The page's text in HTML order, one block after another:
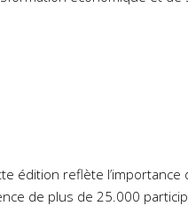
édition reflète
de plus de 25.000